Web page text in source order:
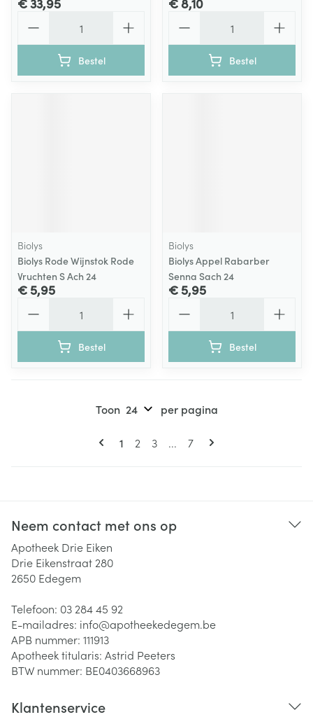
Bestel Bestel
Biolys
Biolys Rode Wijnstok Rode
Vruchten S Ach 24
€ 5,95
Bestel
Biolys
Biolys Appel Rabarber
Senna Sach 24
€ 5,95
Bestel
Pagina's
U lees momenteel pagina
1 Pagina
2 Pagina
3 ... Pagina
7
Toon per pagina
Neem contact met ons op
Apotheek Drie Eiken
Drie Eikenstraat 280
2650 Edegem
Telefoon: 03 284 45 92
E-mailadres: info@apotheekedegem.be
APB nummer: 111913
Apotheek titularis: Astrid Peeters
BTW nummer: BE0403668963
Klantenservice